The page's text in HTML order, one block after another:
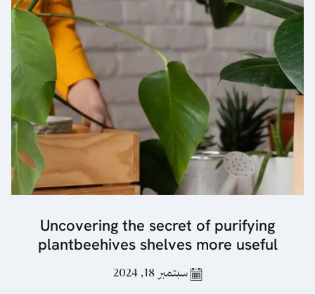
Uncovering the secret of purifying
plantbeehives shelves more useful
سبتمبر 18, 2024